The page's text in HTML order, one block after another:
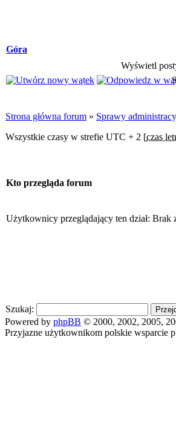
Góra
Wyświetl
Strona główna forum » Sprawy
Wszystkie czasy w strefie UTC + 2 [czas
Kto przegląda forum
Użytkownicy przeglądający ten dział:
Szukaj:
Powered by phpBB © 2000, 2002, 2005,
Przyjazne użytkownikom polskie wsparcie